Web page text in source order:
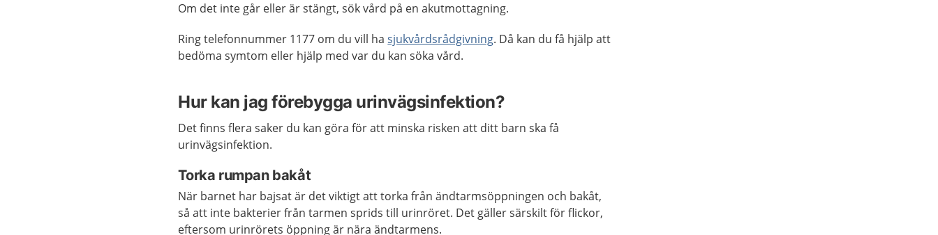
Om det inte går eller är stängt, sök vård på en akutmottagning.
Ring telefonnummer 1177 om du vill hasjukvårdsrådgivning. Då kan du få hjälp att
bedöma symtom eller hjälp med var du kan söka vård.
Hur kan jag förebygga urinvägsinfektion?
Det finns flera saker du kan göra för att minska risken att ditt barn ska få
urinvägsinfektion.
Torka rumpan bakåt
När barnet har bajsat är det viktigt att torka från ändtarmsöppningen och bakåt,
så att inte bakterier från tarmen sprids till urinröret. Det gäller särskilt för flickor,
eftersom urinrörets öppning är nära ändtarmens.